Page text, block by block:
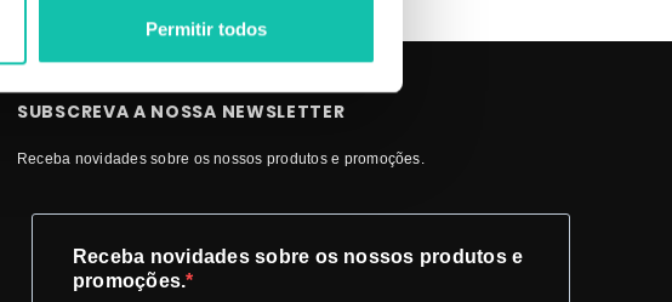
Permitir todos
SUBSCREVA A NOSSA NEWSLETTER
Receba novidades sobre os nossos produtos e promoções.
Receba novidades sobre os nossos produtos e
promoções.